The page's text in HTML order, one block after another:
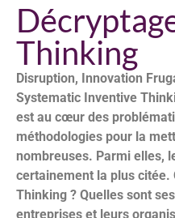
Thinking
Disruption, Innovation
Systematic Inventive
est au cœur des
méthodologies pour la
nombreuses. Parmi elles,
certainement la plus citée.
Thinking ? Quelles sont
entreprises et leurs